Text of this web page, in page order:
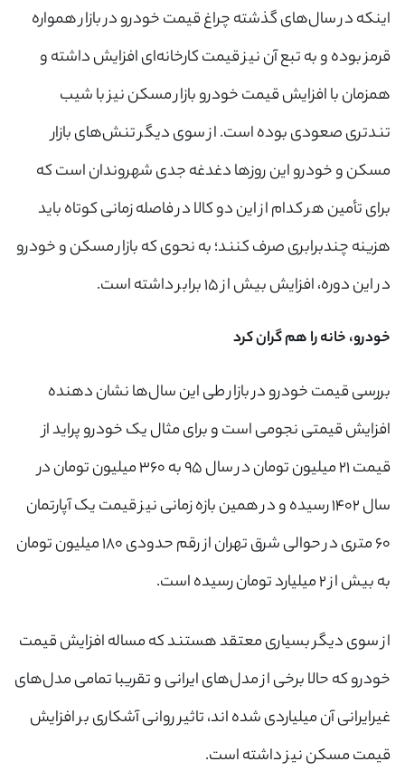
اینکه در سال‌های گذشته چراغ قیمت خودرو در بازار همواره
قرمز بوده و به تبع آن نیز قیمت کارخانه‌ای افزایش داشته و
همزمان با افزایش قیمت خودرو بازار مسکن نیز با شیب
تندتری صعودی بوده است. از سوی دیگر تنش‌های بازار
مسکن و خودرو این روزها دغدغه جدی شهروندان است که
برای تأمین هر کدام از این دو کالا در فاصله زمانی کوتاه باید
هزینه چندبرابری صرف کنند؛ به نحوی که بازار مسکن و خودرو
در این دوره، افزایش بیش از ۱۵ برابر داشته است.
خودرو، خانه را هم گران کرد
بررسی قیمت خودرو در بازار طی این سال‌ها نشان دهنده
افزایش قیمتی نجومی است و برای مثال یک خودرو پراید از
قیمت ۲۱ میلیون تومان در سال ۹۵ به ۳۶۰ میلیون تومان در
سال ۱۴۰۲ رسیده و در همین بازه زمانی نیز قیمت یک آپارتمان
۶۰ متری در حوالی شرق تهران از رقم حدودی ۱۸۰ میلیون تومان
به بیش از ۲ میلیارد تومان رسیده است.
از سوی دیگر بسیاری معتقد هستند که مساله افزایش قیمت
خودرو که حالا برخی از مدل‌های ایرانی و تقریبا تمامی مدل‌های
غیرایرانی آن میلیاردی شده اند، تاثیر روانی آشکاری بر افزایش
قیمت مسکن نیز داشته است.